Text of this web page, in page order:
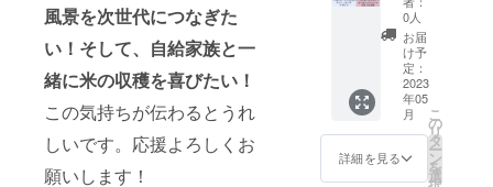
風景を次世代につなぎた
い！そして、自給家族と一
緒に米の収穫を喜びたい！
この気持ちが伝わるとうれ
しいです。応援よろしくお
願いします！
愛知県
産 ミ
ネアサ
ヒ 内容
量：2ｋ
名：山
午房味
噌漬 名
称：味
す！
【商品
詳細】
減農薬
特別栽
培米
ミネア
サヒ 名
称：精
米 令和
慢のお
漬物、
老舗精
肉店と
共同開
発した
焼き肉
のタレ
わせを
お届け
した。
材料は
地元の
広葉樹
林から
切り出
した雑
木で
種はコ
ナラ・
が甘
み・粘
りがあ
り、冷
めても
美味し
いと評
米で
す。 自
米」と
呼ばれ
る事も
ありま
す。令
和2年度
の食味
ランキ
ングに
特製焼
肉のタ
レの
セット
です。
お米は
標高約
400メー
トルの
ラン
①】下
山地区
のログ
ハウス
に住む
作家夫
婦アト
リエセ
ドナの
0人
お届
け予
定：
2023
年05
月
詳細を見る
こ
の
リ
タ
ー
ン
を
選